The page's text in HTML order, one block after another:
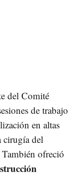
del Comité
de trabajo
en altas
cirugía del
ofreció